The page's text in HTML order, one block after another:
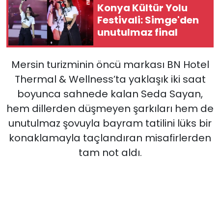
Konya Kültür Yolu
Festivali: Simge'den
unutulmaz final
Mersin turizminin öncü markası BN Hotel
Thermal & Wellness’ta yaklaşık iki saat
boyunca sahnede kalan Seda Sayan,
hem dillerden düşmeyen şarkıları hem de
unutulmaz şovuyla bayram tatilini lüks bir
konaklamayla taçlandıran misafirlerden
tam not aldı.